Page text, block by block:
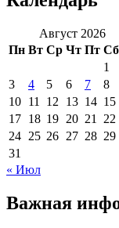
Август 2026
Пн Вт Ср Чт Пт Сб
1
3
4 5 6 7 8
10 11 12 13 14 15
17 18 19 20 21 22
24 25 26 27 28 29
31
« Июл
Важная